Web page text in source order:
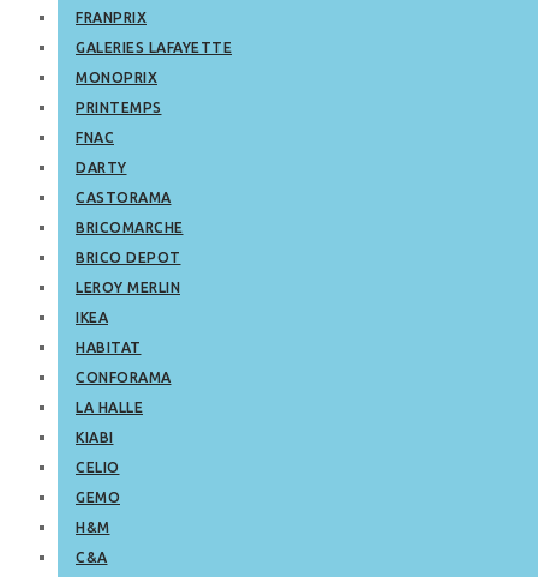
FRANPRIX
GALERIES LAFAYETTE
MONOPRIX
PRINTEMPS
FNAC
DARTY
CASTORAMA
BRICOMARCHE
BRICO DEPOT
LEROY MERLIN
IKEA
HABITAT
CONFORAMA
LA HALLE
KIABI
CELIO
GEMO
H&M
C&A